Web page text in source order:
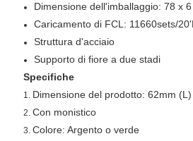
Dimensione dell'imballaggio: 78 x
Caricamento di FCL: 11660sets/
Struttura d'acciaio
Supporto di fiore a due stadi
Specifiche
1. Dimensione del prodotto: 62mm
2. Con monistico
3. Colore: Argento o verde